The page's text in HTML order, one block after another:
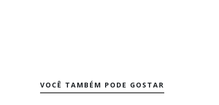
VOCÊ TAMBÉM PODE GOSTAR